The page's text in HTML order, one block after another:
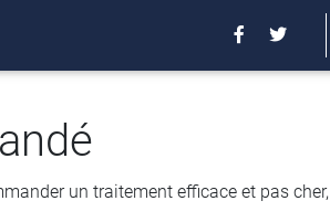
un traitement efficace et pas cher,